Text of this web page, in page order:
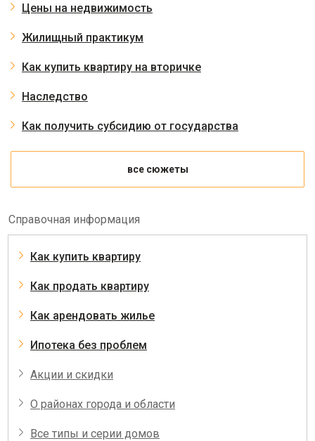
Цены на недвижимость
Жилищный практикум
Как купить квартиру на вторичке
Наследство
Как получить субсидию от государства
все сюжеты
Справочная информация
Как купить квартиру
Как продать квартиру
Как арендовать жилье
Ипотека без проблем
Акции и скидки
О районах города и области
Все типы и серии домов